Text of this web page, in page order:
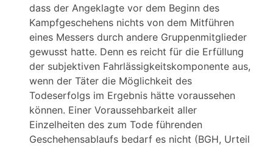
dass der Angeklagte vor dem Beginn des
Kampfgeschehens nichts von dem Mitführen
eines Messers durch andere Gruppenmitglieder
gewusst hatte. Denn es reicht für die Erfüllung
der subjektiven Fahrlässigkeitskomponente aus,
wenn der Täter die Möglichkeit des
Todeserfolgs im Ergebnis hätte voraussehen
können. Einer Voraussehbarkeit aller
Einzelheiten des zum Tode führenden
Geschehensablaufs bedarf es nicht (BGH, Urteil